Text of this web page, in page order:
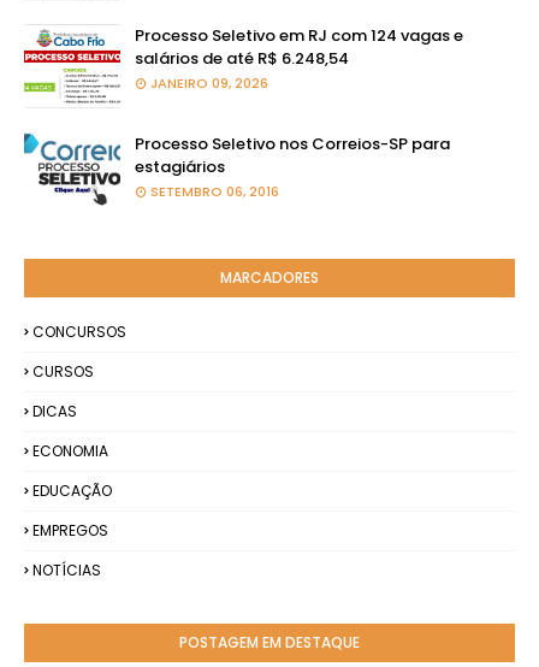
Processo Seletivo em RJ com 124 vagas e
salários de até R$ 6.248,54
JANEIRO 09, 2026
Processo Seletivo nos Correios-SP para
estagiários
SETEMBRO 06, 2016
MARCADORES
CONCURSOS
CURSOS
DICAS
ECONOMIA
EDUCAÇÃO
EMPREGOS
NOTÍCIAS
POSTAGEM EM DESTAQUE